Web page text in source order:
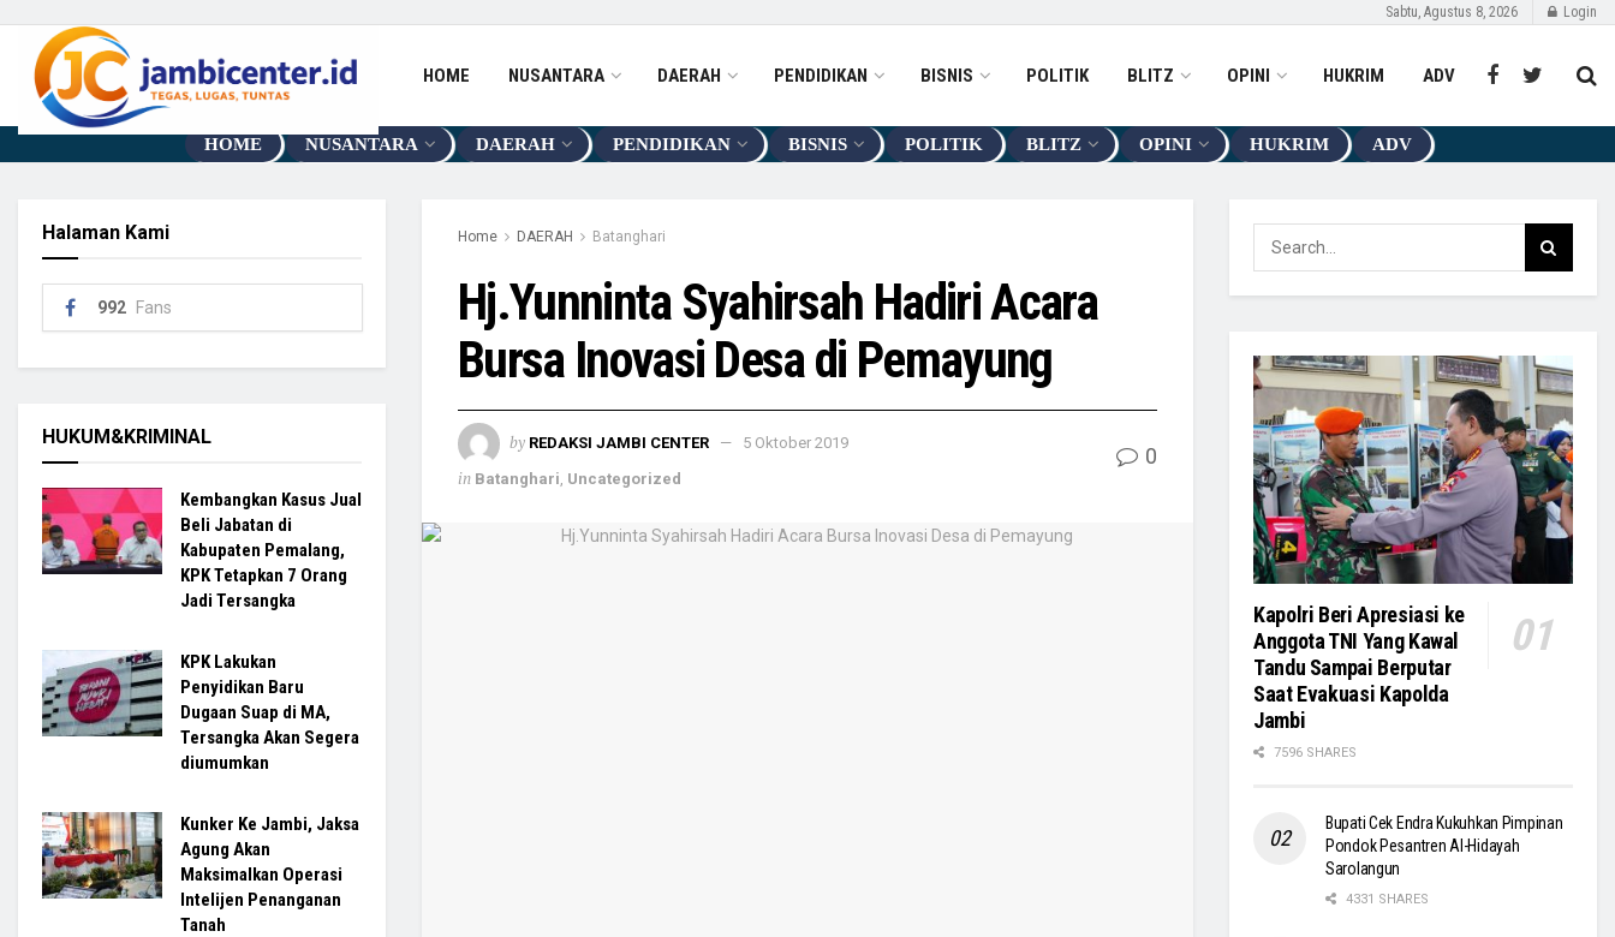
Sabtu, Agustus 8, 2026 Login
HOME NUSANTARA DAERAH PENDIDIKAN BISNIS POLITIK BLITZ OPINI HUKRIM ADV
HOME NUSANTARA DAERAH PENDIDIKAN BISNIS POLITIK BLITZ OPINI HUKRIM ADV
Home DAERAH Batanghari
Hj.Yunninta Syahirsah Hadiri Acara
Bursa Inovasi Desa di Pemayung
by REDAKSI JAMBI CENTER 5 Oktober 2019
in Batanghari Uncategorized
0
Halaman Kami
992 Fans
HUKUM&KRIMINAL
Kembangkan Kasus Jual
Beli Jabatan di
Kabupaten Pemalang,
KPK Tetapkan 7 Orang
Jadi Tersangka
KPK Lakukan
Penyidikan Baru
Dugaan Suap di MA,
Tersangka Akan Segera
diumumkan
Kunker Ke Jambi, Jaksa
Agung Akan
Maksimalkan Operasi
Intelijen Penanganan
Tanah
Kapolri Beri Apresiasi ke
Anggota TNI Yang Kawal
Tandu Sampai Berputar
Saat Evakuasi Kapolda
Jambi
7596 SHARES
Bupati Cek Endra Kukuhkan Pimpinan
Pondok Pesantren Al-Hidayah
Sarolangun
4331 SHARES